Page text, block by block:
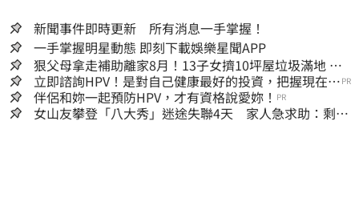
新聞事件即時更新 所有消息一手掌握！
一手掌握明星動態 即刻下載娛樂星聞APP
狠父母拿走補助離家8月！13子女擠10坪屋垃圾滿地 驚
見幼童深夜遊蕩
立即諮詢HPV！是對自己健康最好的投資，把握現在不
嫌晚！
PR
伴侶和妳一起預防HPV，才有資格說愛妳！ PR
女山友攀登「八大秀」迷途失聯4天 家人急求助：剩我